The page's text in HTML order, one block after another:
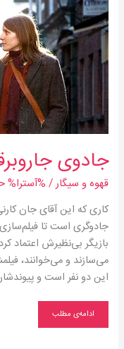
جادوی
قهوه و سیگار/ %آسترا%
كاری كه این آقای جان
جادوگری است تا
بازیگر بی‌نظیرش اعتماد
می‌سازند و می‌خوانند،
این دو نفر است و
ادامه‌ی مطلب